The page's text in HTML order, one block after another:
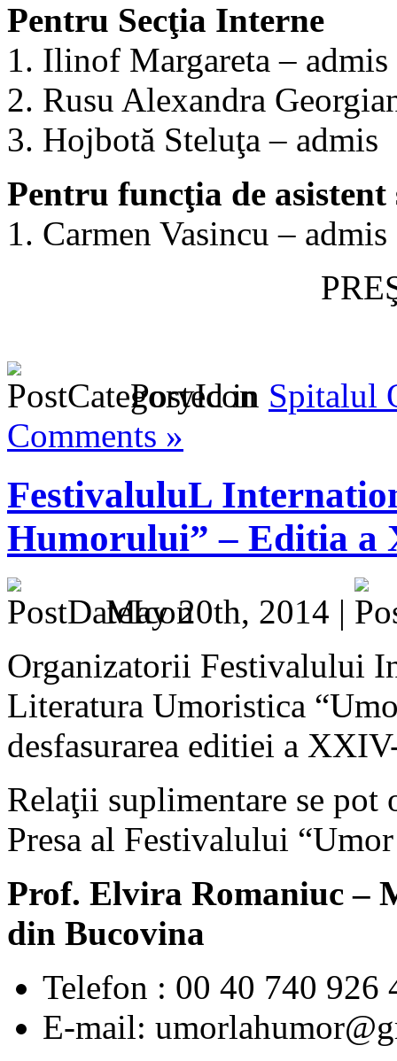
Pentru Secţia Interne
1. Ilinof Margareta – admis
2. Rusu Alexandra
3. Hojbotă Steluţa – admis
Pentru funcţia de
1. Carmen Vasincu – admis
Posted in Spitalul
Comments »
FestivaluluL
Humorului” – Editia a
May 20th, 2014 |
Organizatorii Festivalului
Literatura Umoristica
desfasurarea editiei a
Relaţii suplimentare se
Presa al Festivalului
Prof. Elvira Romaniuc –
din Bucovina
Telefon : 00 40 740 926
E-mail: